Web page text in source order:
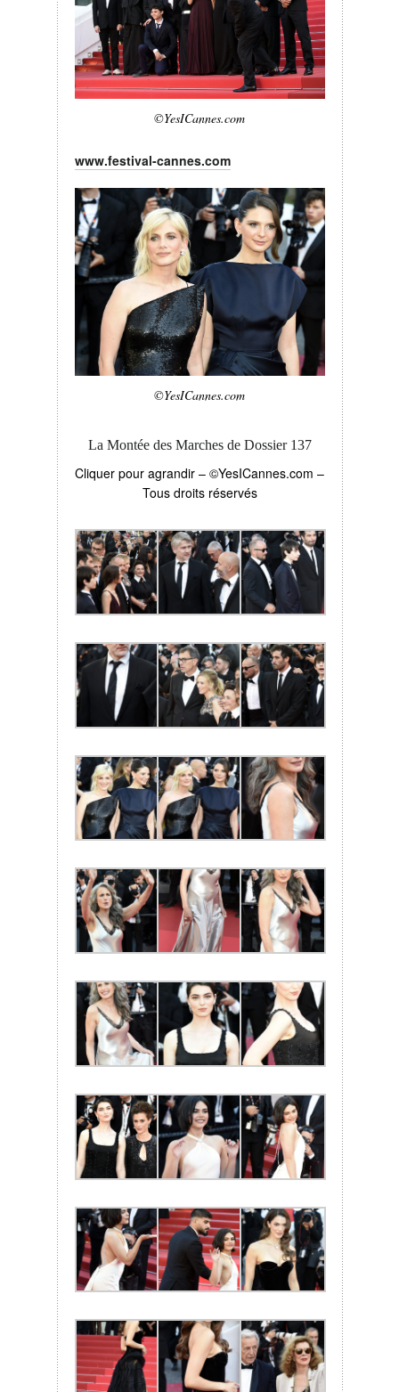
©YesICannes.com
www.festival-cannes.com
©YesICannes.com
La Montée des Marches de Dossier 137
Cliquer pour agrandir – ©YesICannes.com –
Tous droits réservés